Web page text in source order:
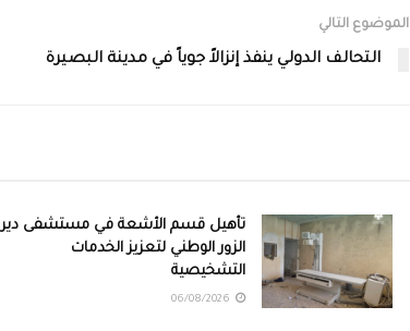
الموضوع التالي
التحالف الدولي ينفذ إنزالاً جوياً في مدينة البصيرة
تأهيل قسم الأشعة في مستشفى دير
الزور الوطني لتعزيز الخدمات
التشخيصية